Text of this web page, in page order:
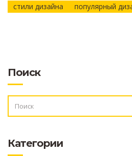
стили дизайна
популярный
Поиск
Категории